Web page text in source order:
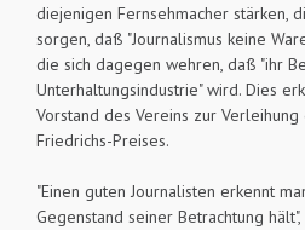
diejenigen Fernsehmacher stärken,
sorgen, daß "Journalismus keine
die sich dagegen wehren, daß "ihr
Unterhaltungsindustrie" wird. Dies
Vorstand des Vereins zur Verleihung
Friedrichs-Preises.
"Einen guten Journalisten erkennt
Gegenstand seiner Betrachtung